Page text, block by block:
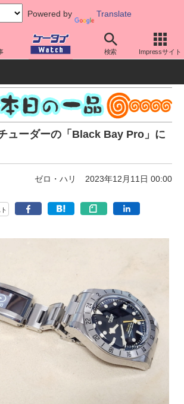
Powered by Translate
検索 Impressサイト
機器/アクセサリー ウェアラブル スマー
ューダーの「Black Bay Pro」に
ゼロ・ハリ 2023年12月11日 00:00